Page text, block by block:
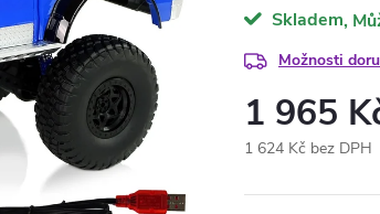
Skladem
Možnosti
1 965
1 624 Kč bez DPH
cena: